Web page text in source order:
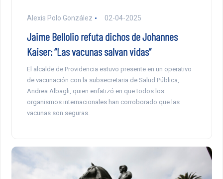
Alexis Polo González 02-04-2025
Jaime Bellolio refuta dichos de Johannes
Kaiser: “Las vacunas salvan vidas”
El alcalde de Providencia estuvo presente en un operativo
de vacunación con la subsecretaria de Salud Pública,
Andrea Albagli, quien enfatizó en que todos los
organismos internacionales han corroborado que las
vacunas son seguras.